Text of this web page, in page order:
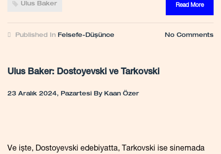
Ulus Baker Read More
Published In Felsefe-Düşünce No Comments
Ulus Baker: Dostoyevski ve Tarkovski
23 Aralık 2024, Pazartesi By Kaan Özer
Ve işte, Dostoyevski edebiyatta, Tarkovski ise sinemada